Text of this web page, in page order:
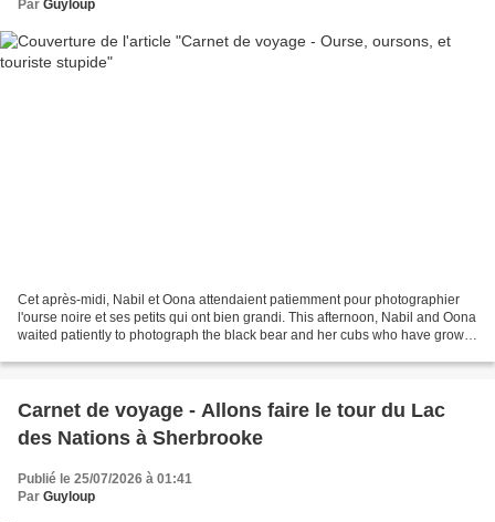
Par Guyloup
Cet après-midi, Nabil et Oona attendaient patiemment pour photographier
l'ourse noire et ses petits qui ont bien grandi. This afternoon, Nabil and Oona
waited patiently to photograph the black bear and her cubs who have grown
Carnet de voyage - Allons faire le tour du Lac
des Nations à Sherbrooke
Publié le 25/07/2026 à 01:41
Par Guyloup